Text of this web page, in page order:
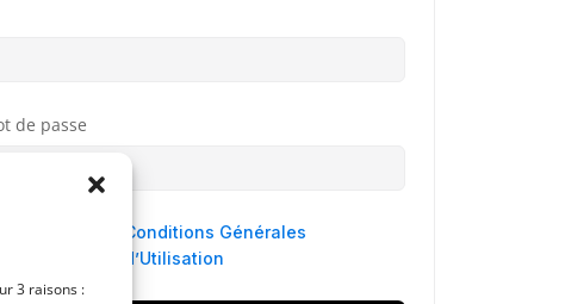
3 raisons :
de passe
Conditions Générales
d’Utilisation